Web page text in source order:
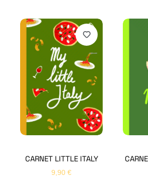
CARNET LITTLE ITALY
9,90 €